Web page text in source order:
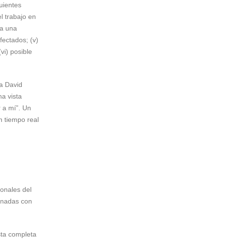
trabajo en
una
(v)
posible
David
vista
mí”. Un
tiempo real
del
con
completa